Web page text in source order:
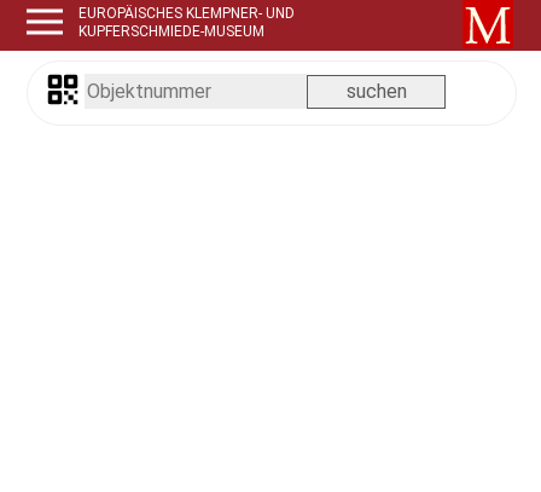
EUROPÄISCHES KLEMPNER- UND
KUPFERSCHMIEDE-MUSEUM